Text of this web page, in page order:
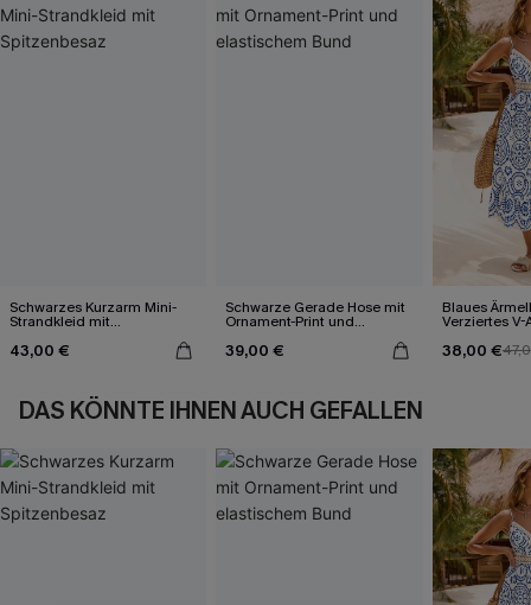
Schwarzes Kurzarm Mini-
Strandkleid mit
43,00 €
Schwarze Gerade Hose mit
Ornament-Print und
39,00 €
Blaues
Verziertes
38,00 €
DAS KÖNNTE IHNEN AUCH GEFALLEN